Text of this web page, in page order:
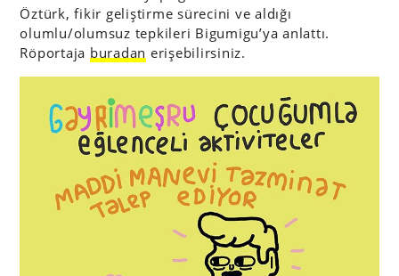
Öztürk, fikir geliştirme sürecini ve aldığı
olumlu/olumsuz tepkileri Bigumigu’ya anlattı.
Röportaja buradan erişebilirsiniz.